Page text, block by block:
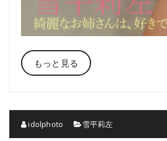
もっと見る
idolphoto 雪平莉左